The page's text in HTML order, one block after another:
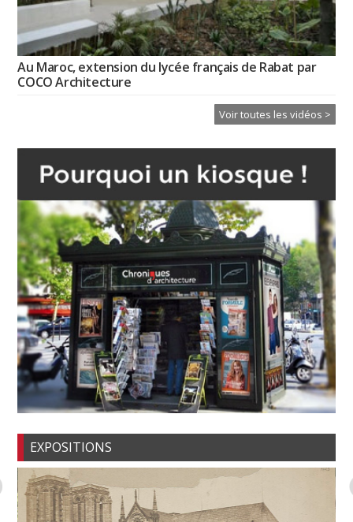
Au Maroc, extension du lycée français de Rabat par
COCO Architecture
Voir toutes les vidéos >
EXPOSITIONS